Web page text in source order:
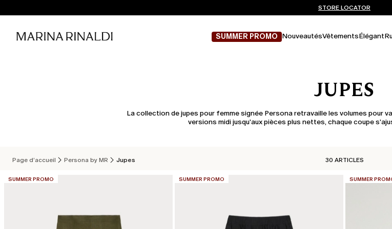
EXPÉDITIONS ET RETOURS
Vous n’avez pas de compte? INSCRIVEZ-
STORE LOCATOR
SUMMER PROMO NouveautésVêtementsÉlégant
JUPES
La collection de jupes pour femme signée Persona retravaille les volumes pour
versions midi jusqu'aux pièces plus nettes, chaque coupe
Page d’accueil Persona by MR Jupes 30 ARTICLES
CATÉGORIE:
SUMMER PROMO CATÉGORIE:
SUMMER PROMO CATÉGORIE:
SUMMER